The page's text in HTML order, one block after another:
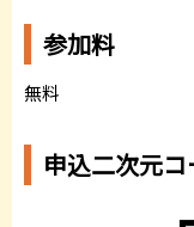
参加料
無料
申込二次元コ